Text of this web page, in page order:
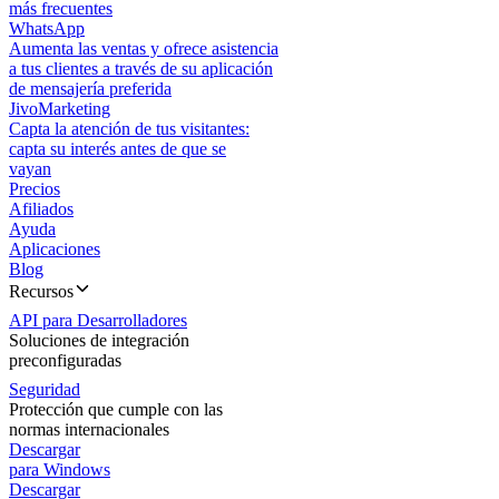
más frecuentes
WhatsApp
Aumenta las ventas y ofrece asistencia
a tus clientes a través de su aplicación
de mensajería preferida
JivoMarketing
Capta la atención de tus visitantes:
capta su interés antes de que se
vayan
Precios
Afiliados
Ayuda
Aplicaciones
Blog
Recursos
API para Desarrolladores
Soluciones de integración
preconfiguradas
Seguridad
Protección que cumple con las
normas internacionales
Descargar
para Windows
Descargar